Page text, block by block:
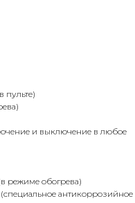
пульте)
и выключение в любое
режиме обогрева)
антикоррозийное